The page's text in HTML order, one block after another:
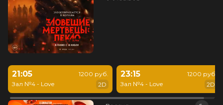
21:05
Зал №4 - Love
1200 руб.
2D
23:15
Зал №4 - Love
1200 руб.
2D